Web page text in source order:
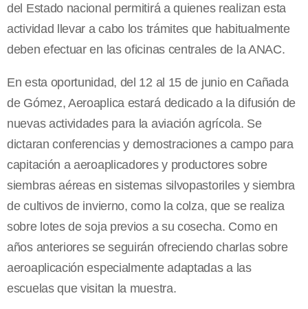
del Estado nacional permitirá a quienes realizan esta
actividad llevar a cabo los trámites que habitualmente
deben efectuar en las oficinas centrales de la ANAC.
En esta oportunidad, del 12 al 15 de junio en Cañada
de Gómez, Aeroaplica estará dedicado a la difusión de
nuevas actividades para la aviación agrícola. Se
dictaran conferencias y demostraciones a campo para
capitación a aeroaplicadores y productores sobre
siembras aéreas en sistemas silvopastoriles y siembra
de cultivos de invierno, como la colza, que se realiza
sobre lotes de soja previos a su cosecha. Como en
años anteriores se seguirán ofreciendo charlas sobre
aeroaplicación especialmente adaptadas a las
escuelas que visitan la muestra.